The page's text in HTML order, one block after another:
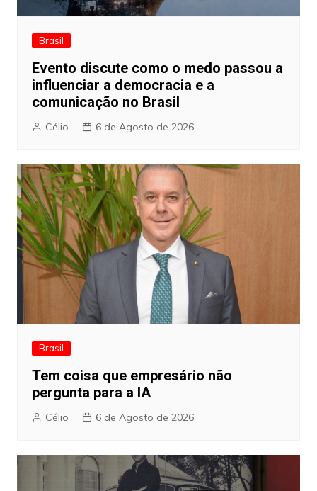
Brasil
Evento discute como o medo passou a
influenciar a democracia e a
comunicação no Brasil
Célio 6 de Agosto de 2026
Brasil
Tem coisa que empresário não
pergunta para a IA
Célio 6 de Agosto de 2026